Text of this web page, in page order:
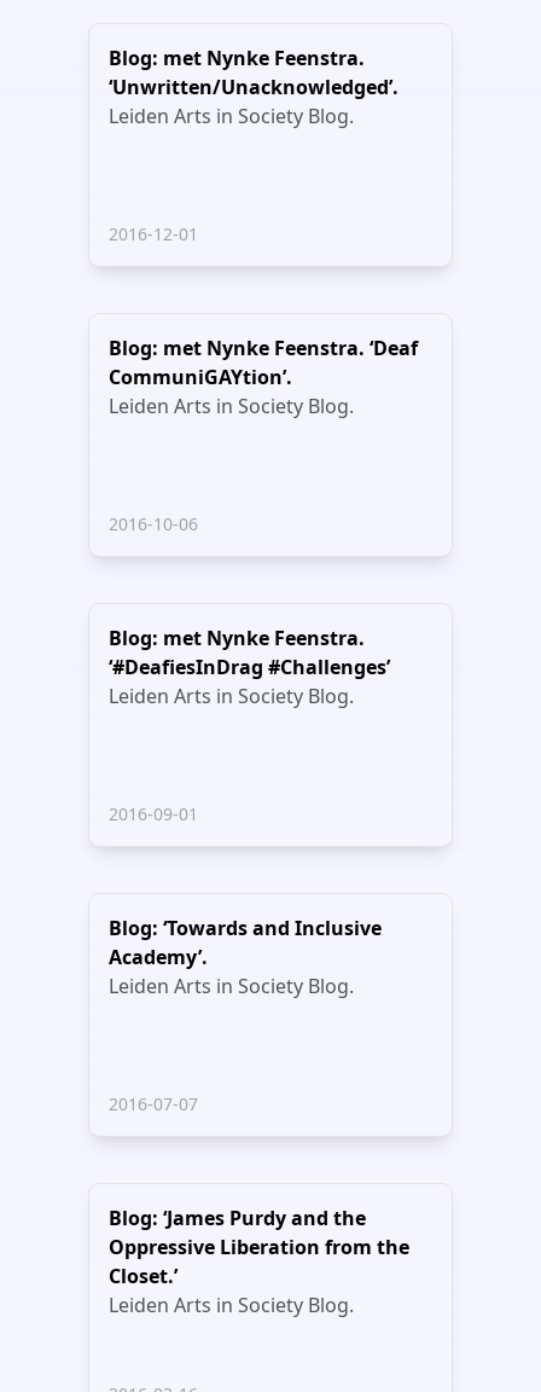
Blog: met Nynke Feenstra.
‘Unwritten/Unacknowledged’.
Leiden Arts in Society Blog.
2016-12-01
Blog: met Nynke Feenstra. ‘Deaf
CommuniGAYtion’.
Leiden Arts in Society Blog.
2016-10-06
Blog: met Nynke Feenstra.
‘#DeafiesInDrag #Challenges’
Leiden Arts in Society Blog.
2016-09-01
Blog: ‘Towards and Inclusive
Academy’.
Leiden Arts in Society Blog.
2016-07-07
Blog: ‘James Purdy and the
Oppressive Liberation from the
Closet.’
Leiden Arts in Society Blog.